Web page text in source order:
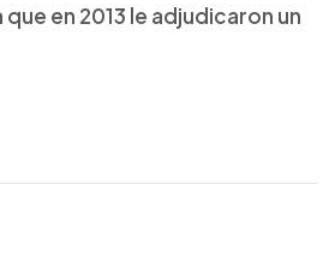
en 2013 le adjudicaron un